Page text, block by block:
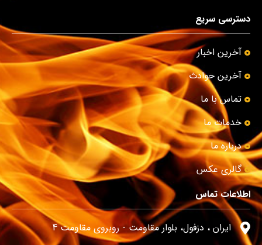
دسترسی سریع
آخرین اخبار
آخرین حوادث
تماس با ما
خدمات ما
درباره ما
گالری عکس
اطلاعات تماس
ایران ، دزفول، بلوار مقاومت - روبروی مقاومت 4